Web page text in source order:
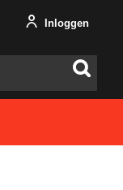
Inloggen